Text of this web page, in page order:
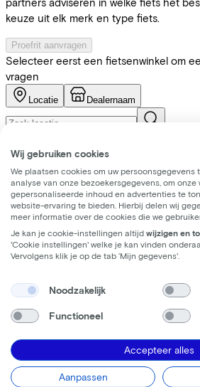
keuze uit elk merk en type fiets.
Proefrit aanvragen
Selecteer eerst een fietsenwinkel om
vragen
Locatie Dealernaam
Afstanden (km)
5
10 25
Wij gebruiken cookies
We plaatsen cookies om uw persoonsgegevens
analyse van onze bezoekersgegevens, om onze
gepersonaliseerde inhoud en advertenties te
website-ervaring te bieden. Hierbij delen wij
meer informatie over de cookies die we
Je kan je cookie-instellingen altijd wijzigen en
'Cookie instellingen' welke je kan vinden
Vervolgens klik je op de tab ‘Mijn gegevens'.
Noodzakelijk
Functioneel
Accepteer alles
Aanpassen